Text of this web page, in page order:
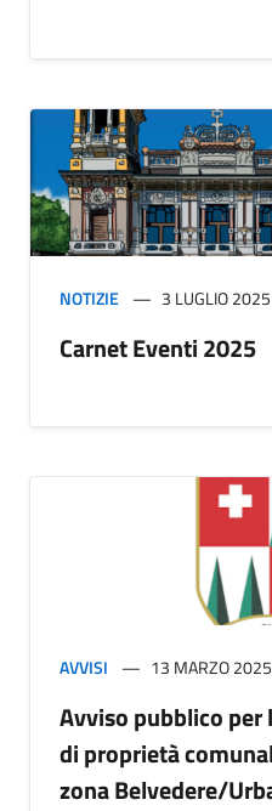
NOTIZIE 3 LUGLIO 2025
Carnet Eventi 2025
AVVISI 13 MARZO 2025
Avviso pubblico per
di proprietà
zona Belvedere/